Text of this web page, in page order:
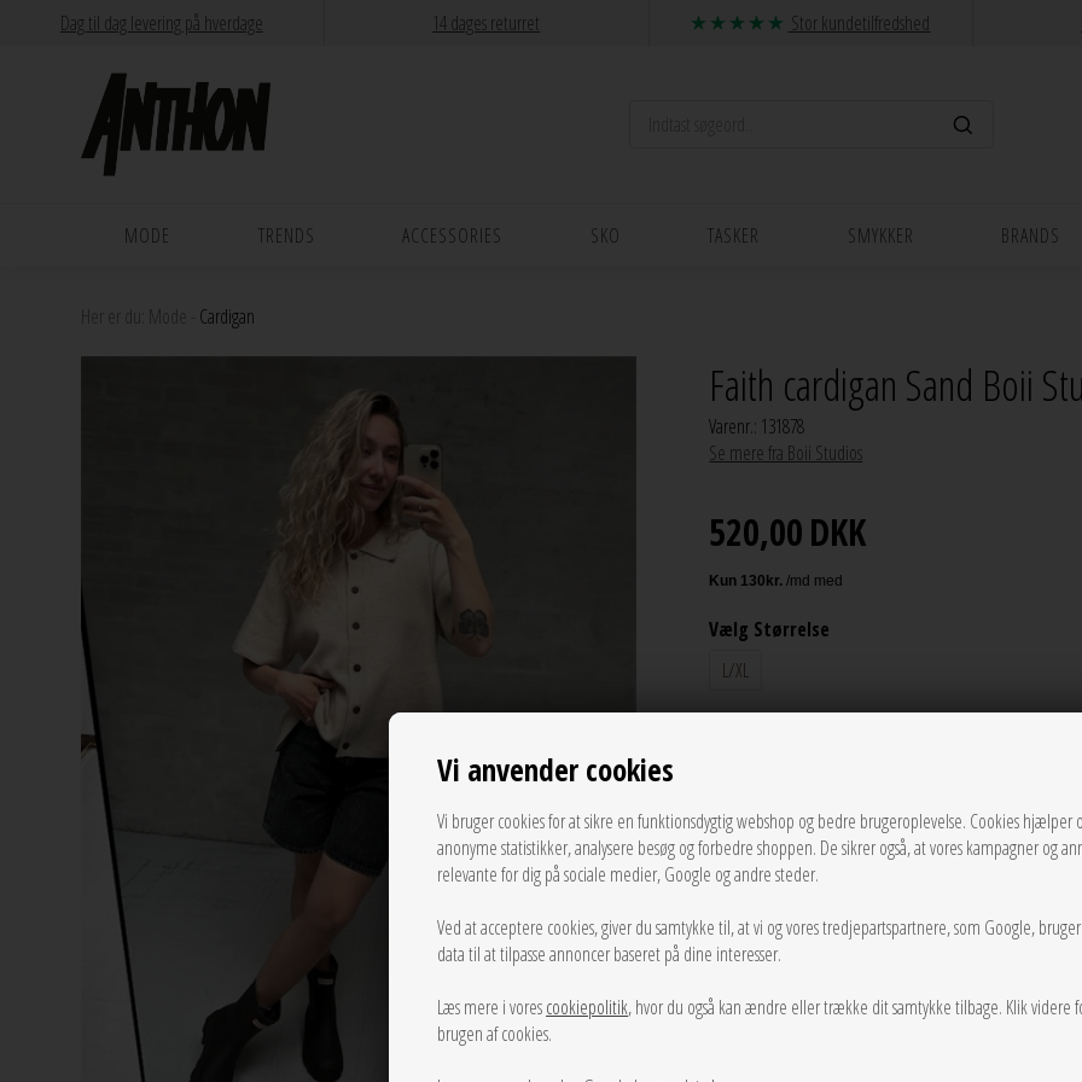
Vi anvender cookies
Vi bruger cookies for at sikre en funktionsdygtig webshop og bedre brugeroplevelse. Cookies hjælper
anonyme statistikker, analysere besøg og forbedre shoppen. De sikrer også, at vores kampagner og
relevante for dig på sociale medier, Google og andre steder.
Ved at acceptere cookies, giver du samtykke til, at vi og vores tredjepartspartnere, som Google,
data til at tilpasse annoncer baseret på dine interesser.
Læs mere i vorescookiepolitik, hvor du også kan ændre eller trække dit samtykke tilbage. Klik videre
brugen af cookies.
Dag til dag levering på hverdage 14 dages returret Stor kundetilfredshed
MODE TRENDS ACCESSORIES SKO TASKER SMYKKER BRANDS
Her er du: Mode Cardigan
Faith cardigan Sand Boii
Varenr.: 131878
Se mere fra Boii Studios
520,00DKK
Vælg Størrelse
L/XL
Tilføj til Ønskeskyen
Sand meleret strik cardigan fra Boii med krave, korte
Mål Str. S/M:
Brystomkreds: 102 cm